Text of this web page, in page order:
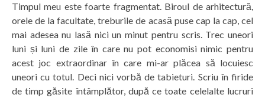
Timpul meu este foarte fragmentat. Biroul de arhitectură,
orele de la facultate, treburile de acasă puse cap la cap, cel
mai adesea nu lasă nici un minut pentru scris. Trec uneori
luni și luni de zile în care nu pot economisi nimic pentru
acest joc extraordinar în care mi-ar plăcea să locuiesc
uneori cu totul. Deci nici vorbă de tabieturi. Scriu în firide
de timp găsite întâmplător, după ce toate celelalte lucruri